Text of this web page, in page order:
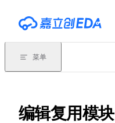
菜单
编辑复用模块